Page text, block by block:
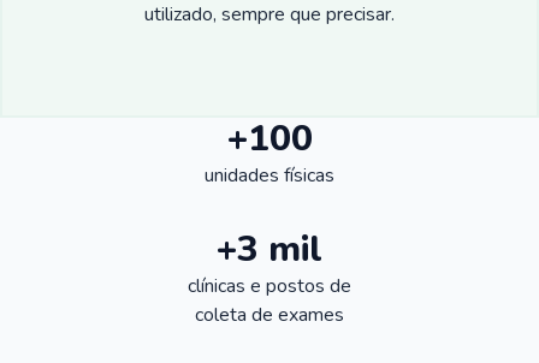
utilizado, sempre que precisar.
+100
unidades físicas
+3 mil
clínicas e postos de
coleta de exames